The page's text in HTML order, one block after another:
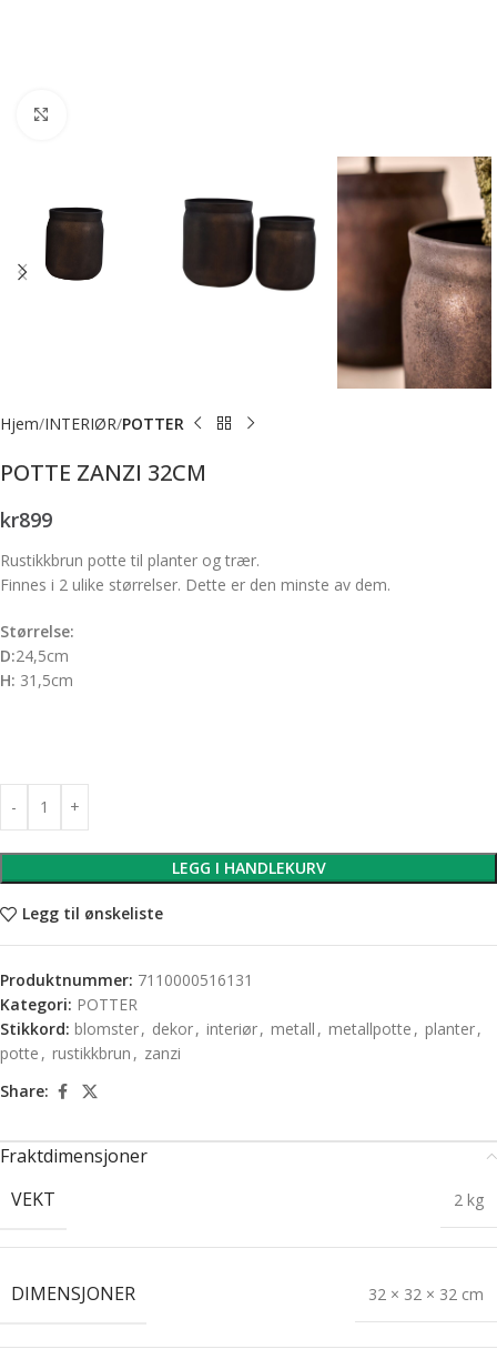
Hjem INTERIØR POTTER
POTTE ZANZI 32CM
kr899
Rustikkbrun potte til planter og trær.
Finnes i 2 ulike størrelser. Dette er den minste av dem.
Størrelse:
D:24,5cm
H: 31,5cm
LEGG I HANDLEKURV
Legg til ønskeliste
Produktnummer: 7110000516131
Kategori: POTTER
Stikkord: blomster, dekor, interiør, metall , metallpotte , planter,
potte , rustikkbrun , zanzi
Share:
Fraktdimensjoner
VEKT
2 kg
DIMENSJONER 32 × 32 × 32 cm